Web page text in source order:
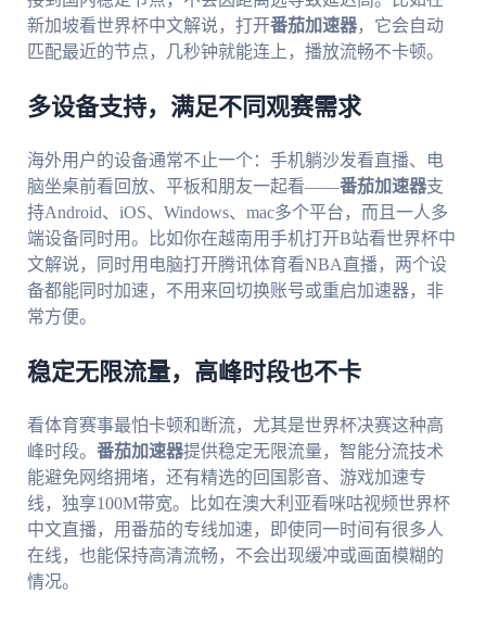
新加坡看世界杯中文解说，打开番茄加速器，它会自动
匹配最近的节点，几秒钟就能连上，播放流畅不卡顿。
多设备支持，满足不同观赛需求
海外用户的设备通常不止一个：手机躺沙发看直播、电
脑坐桌前看回放、平板和朋友一起看——番茄加速器支
持Android、iOS、Windows、mac多个平台，而且一人多
端设备同时用。比如你在越南用手机打开B站看世界杯中
文解说，同时用电脑打开腾讯体育看NBA直播，两个设
备都能同时加速，不用来回切换账号或重启加速器，非
常方便。
稳定无限流量，高峰时段也不卡
看体育赛事最怕卡顿和断流，尤其是世界杯决赛这种高
峰时段。 番茄加速器提供稳定无限流量，智能分流技术
能避免网络拥堵，还有精选的回国影音、游戏加速专
线，独享100M带宽。比如在澳大利亚看咪咕视频世界杯
中文直播，用番茄的专线加速，即使同一时间有很多人
在线，也能保持高清流畅，不会出现缓冲或画面模糊的
情况。